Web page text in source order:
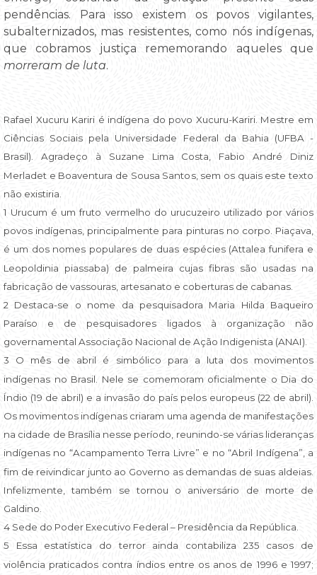
pendências. Para isso existem os povos vigilantes,
subalternizados, mas resistentes, como nós indígenas,
que cobramos justiça rememorando aqueles que
morreram de luta.
Rafael Xucuru Kariri é indígena do povo Xucuru-Kariri. Mestre em
Ciências Sociais pela Universidade Federal da Bahia (UFBA -
Brasil). Agradeço à Suzane Lima Costa, Fabio André Diniz
Merladet e Boaventura de Sousa Santos, sem os quais este texto
não existiria.
1 Urucum é um fruto vermelho do urucuzeiro utilizado por vários
povos indígenas, principalmente para pinturas no corpo. Piaçava,
é um dos nomes populares de duas espécies (Attalea funifera e
Leopoldinia piassaba) de palmeira cujas fibras são usadas na
fabricação de vassouras, artesanato e coberturas de cabanas.
2 Destaca-se o nome da pesquisadora Maria Hilda Baqueiro
Paraíso e de pesquisadores ligados à organização não
governamental Associação Nacional de Ação Indigenista (ANAI).
3 O mês de abril é simbólico para a luta dos movimentos
indígenas no Brasil. Nele se comemoram oficialmente o Dia do
Índio (19 de abril) e a invasão do país pelos europeus (22 de abril).
Os movimentos indígenas criaram uma agenda de manifestações
na cidade de Brasília nesse período, reunindo-se várias lideranças
indígenas no “Acampamento Terra Livre” e no “Abril Indígena”, a
fim de reivindicar junto ao Governo as demandas de suas aldeias.
Infelizmente, também se tornou o aniversário de morte de
Galdino.
4 Sede do Poder Executivo Federal – Presidência da República.
5 Essa estatística do terror ainda contabiliza 235 casos de
violência praticados contra índios entre os anos de 1996 e 1997;